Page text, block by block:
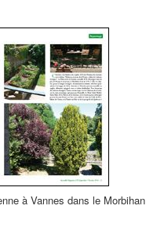
à Vannes dans le Morbihan